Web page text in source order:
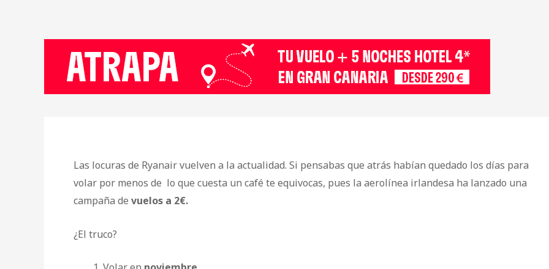
Las locuras de Ryanair vuelven a la actualidad. Si pensabas que atrás habían quedado los días para
volar por menos de lo que cuesta un café te equivocas, pues la aerolínea irlandesa ha lanzado una
campaña de vuelos a 2€.
¿El truco?